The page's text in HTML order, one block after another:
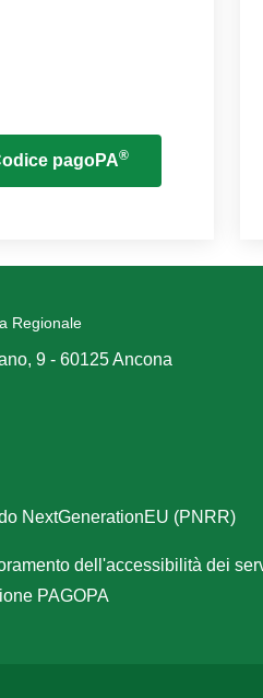
pagoPA®
Regionale
9 - 60125 Ancona
NextGenerationEU (PNRR)
dell'accessibilità dei
PAGOPA